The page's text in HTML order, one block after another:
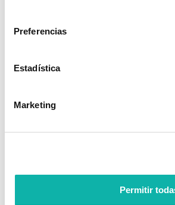
Preferencias
Estadística
Marketing
Permitir
BEQUINOR Congrega A Más De 200
Asamblea General Y Jornada De
CATEGORÍAS